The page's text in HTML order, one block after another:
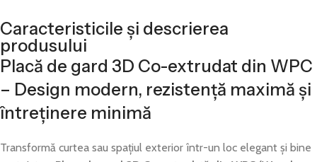
Caracteristicile și descrierea
produsului
Placă de gard 3D Co-extrudat din WPC
– Design modern, rezistență maximă și
întreținere minimă
Transformă curtea sau spațiul exterior într-un loc elegant și bine